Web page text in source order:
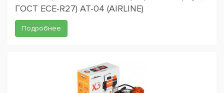
ГОСТ ЕСЕ-R27) AT-04 (AIRLINE)
Подробнее